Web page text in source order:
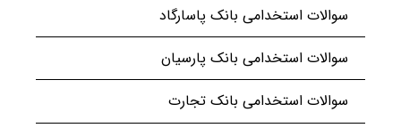
سوالات استخدامی بانک پاسارگاد
سوالات استخدامی بانک پارسیان
سوالات استخدامی بانک تجارت